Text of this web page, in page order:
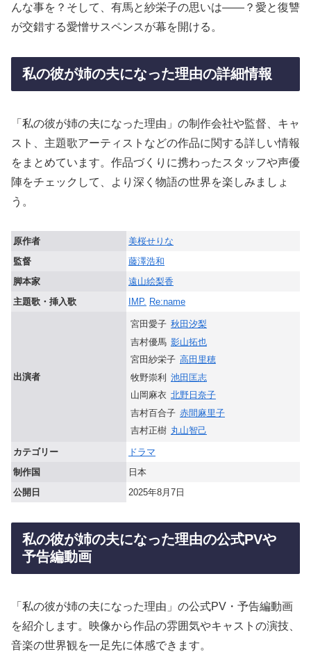
んな事を？そして、有馬と紗栄子の思いは――？愛と復讐
が交錯する愛憎サスペンスが幕を開ける。
私の彼が姉の夫になった理由の詳細情報
「私の彼が姉の夫になった理由」の制作会社や監督、キャ
スト、主題歌アーティストなどの作品に関する詳しい情報
をまとめています。作品づくりに携わったスタッフや声優
陣をチェックして、より深く物語の世界を楽しみましょ
う。
原作者
美桜せりな
監督
藤澤浩和
脚本家
遠山絵梨香
主題歌・挿入歌
IMP. Re:name
出演者
宮田愛子 秋田汐梨
吉村優馬 影山拓也
宮田紗栄子 高田里穂
牧野崇利 池田匡志
山岡麻衣 北野日奈子
吉村百合子 赤間麻里子
吉村正樹 丸山智己
カテゴリー
ドラマ
制作国
日本
公開日
2025年8月7日
私の彼が姉の夫になった理由の公式PVや
予告編動画
「私の彼が姉の夫になった理由」の公式PV・予告編動画
を紹介します。映像から作品の雰囲気やキャストの演技、
音楽の世界観を一足先に体感できます。